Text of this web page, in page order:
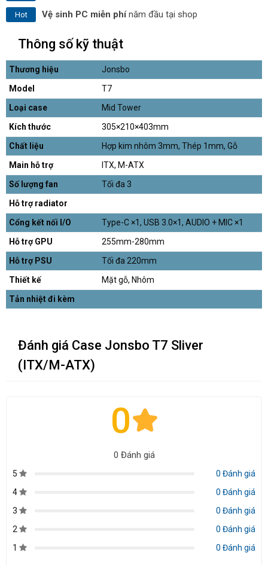
Hot Vệ sinh PC miễn phínăm đầu tại shop
Thông số kỹ thuật
Thương hiệu
Jonsbo
Model
T7
Loại case
Mid Tower
Kích thước
305×210×403mm
Chất liệu
Hợp kim nhôm 3mm, Thép 1mm, Gỗ
Main hỗ trợ
ITX, M-ATX
Số lượng fan
Tối đa 3
Hỗ trợ radiator
Cổng kết nối I/O
Type-C ×1, USB 3.0×1, AUDIO + MIC ×1
Hỗ trợ GPU
255mm-280mm
Hỗ trợ PSU
Tối đa 220mm
Thiết kế
Mặt gỗ, Nhôm
Tản nhiệt đi kèm
Đánh giá Case Jonsbo T7 Sliver
(ITX/M-ATX)
0
0 Đánh giá
5
0 Đánh giá
4
0 Đánh giá
3
0 Đánh giá
2
0 Đánh giá
1
0 Đánh giá